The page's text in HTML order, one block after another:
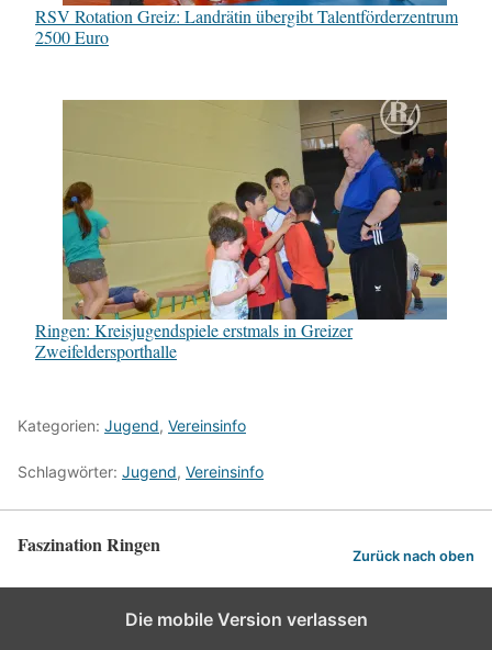
RSV Rotation Greiz: Landrätin übergibt Talentförderzentrum
2500 Euro
Ringen: Kreisjugendspiele erstmals in Greizer
Zweifeldersporthalle
Kategorien: Jugend, Vereinsinfo
Schlagwörter: Jugend, Vereinsinfo
Faszination Ringen Zurück nach oben
Die mobile Version verlassen